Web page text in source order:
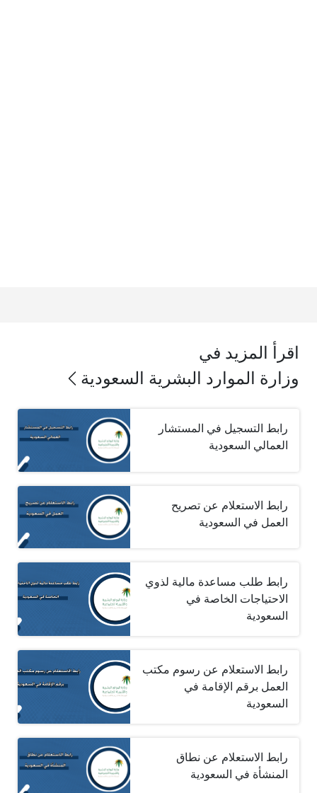
اقرأ المزيد في
وزارة الموارد البشرية السعودية
رابط التسجيل في المستشار
العمالي السعودية
رابط الاستعلام عن تصريح
العمل في السعودية
رابط طلب مساعدة مالية لذوي
الاحتياجات الخاصة في
السعودية
رابط الاستعلام عن رسوم مكتب
العمل برقم الإقامة في
السعودية
رابط الاستعلام عن نطاق
المنشأة في السعودية